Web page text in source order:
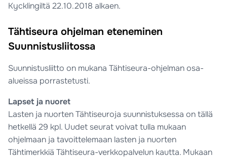
Kycklingiltä 22.10.2018 alkaen.
Tähtiseura ohjelman eteneminen
Suunnistusliitossa
Suunnistusliitto on mukana Tähtiseura-ohjelman osa-
alueissa porrastetusti.
Lapset ja nuoret
Lasten ja nuorten Tähtiseuroja suunnistuksessa on tällä
hetkellä 29 kpl. Uudet seurat voivat tulla mukaan
ohjelmaan ja tavoittelemaan lasten ja nuorten
Tähtimerkkiä Tähtiseura-verkkopalvelun kautta. Mukaan